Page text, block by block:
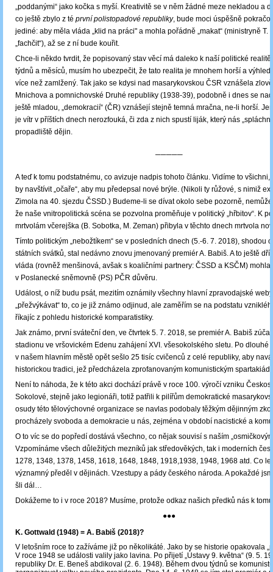
„poddanými“ jako kočka s myší. Kreativitě se v něm žádné meze nekladou a
co ještě zbylo z té první polistopadové republiky, bude moci úspěšně
jediné: aby měla vláda „klid na práci" a mohla pořádně „makat“ (ministryně T.
„fachčit“), až se z ní bude kouřit.
Chce-li někdo tvrdit, že popisovaný stav věcí má daleko k naší politické
týdnů a měsíců, musím ho ubezpečit, že tato realita je mnohem horší a
více než zamlžený. Tak jako se kdysi nad masarykovskou ČSR vznášela
Mnichova a pomnichovské Druhé republiky (1938-39), podobně i dnes se
ještě mladou, „demokracií“ (ČR) vznášejí stejně temná mračna, ne-li horší.
je vítr v příštích dnech nerozfouká, či zda z nich spustí liják, který nás
propadliště dějin.
─────
A teď k tomu podstatnému, co avizuje nadpis tohoto článku. Vidíme to všichni,
by navštívit „očaře“, aby mu předepsal nové brýle. (Nikoli ty růžové, s nimiž
Zimola na 40. sjezdu ČSSD.) Budeme-li se dívat okolo sebe pozorně,
že naše vnitropolitická scéna se pozvolna proměňuje v politický „hřbitov“. K
mrtvolám včerejška (B. Sobotka, M. Zeman) přibyla v těchto dnech mrtvola
Tímto politickým „nebožtíkem“ se v posledních dnech (5.-6. 7. 2018), shodou
státních svátků, stal nedávno znovu jmenovaný premiér A. Babiš. A to ještě
vláda (rovněž menšinová, avšak s koaličními partnery: ČSSD a KSČM) mohla
v Poslanecké sněmovně (PS) PČR důvěru.
Událost, o níž budu psát, mezitím oznámily všechny hlavní zpravodajské
„přežvýkávat“ to, co je již známo odjinud, ale zaměřím se na podstatu
říkajíc z pohledu historické komparatistiky.
Jak známo, první sváteční den, ve čtvrtek 5. 7. 2018, se premiér A. Babiš
stadionu ve vršovickém Edenu zahájení XVI. všesokolského sletu. Po dlouhé
v našem hlavním městě opět sešlo 25 tisíc cvičenců z celé republiky, aby
historickou tradici, jež předcházela zprofanovaným komunistickým
Není to náhoda, že k této akci dochází právě v roce 100. výročí vzniku
Sokolové, stejně jako legionáři, totiž patřili k pilířům demokratické
osudy této tělovýchovné organizace se navlas podobaly těžkým dějinným
procházely svoboda a demokracie u nás, zejména v období nacistické a
O to víc se do popředí dostává všechno, co nějak souvisí s naším
Vzpomínáme všech důležitých mezníků jak středověkých, tak i moderních
1278, 1348, 1378, 1458, 1618, 1648, 1848, 1918,1938, 1948, 1968 atd. Co
významný předěl v dějinách. Vzestupy a pády českého národa. A pokaždé
šli dál…
Dokážeme to i v roce 2018? Musíme, protože odkaz našich předků nás k
●●●
K. Gottwald (1948) = A. Babiš (2018)?
V letošním roce to zažíváme již po několikáté. Jako by se historie opakovala
V roce 1948 se události valily jako lavina. Po přijetí „Ústavy 9. května“ (9. 5.
republiky Dr. E. Beneš abdikoval (2. 6. 1948). Během dvou týdnů se